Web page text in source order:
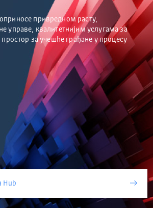
привредном расту,
управе, квалитетнијим услугама за
простор за учешће грађане у процесу
Hub